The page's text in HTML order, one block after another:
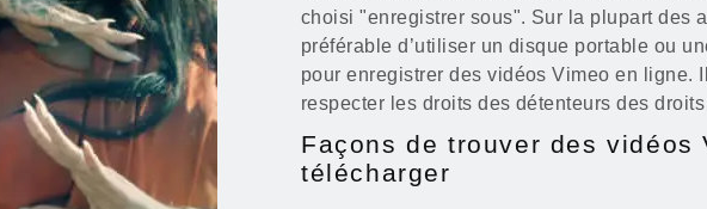
choisi "enregistrer sous". Sur la plupart des
préférable d’utiliser un disque portable ou
pour enregistrer des vidéos Vimeo en ligne.
respecter les droits des détenteurs des
Façons de trouver des vidéos
télécharger